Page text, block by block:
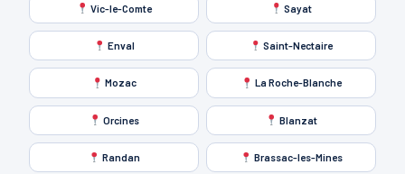
Vic-le-Comte Sayat
Enval Saint-Nectaire
Mozac La Roche-Blanche
Orcines Blanzat
Randan Brassac-les-Mines